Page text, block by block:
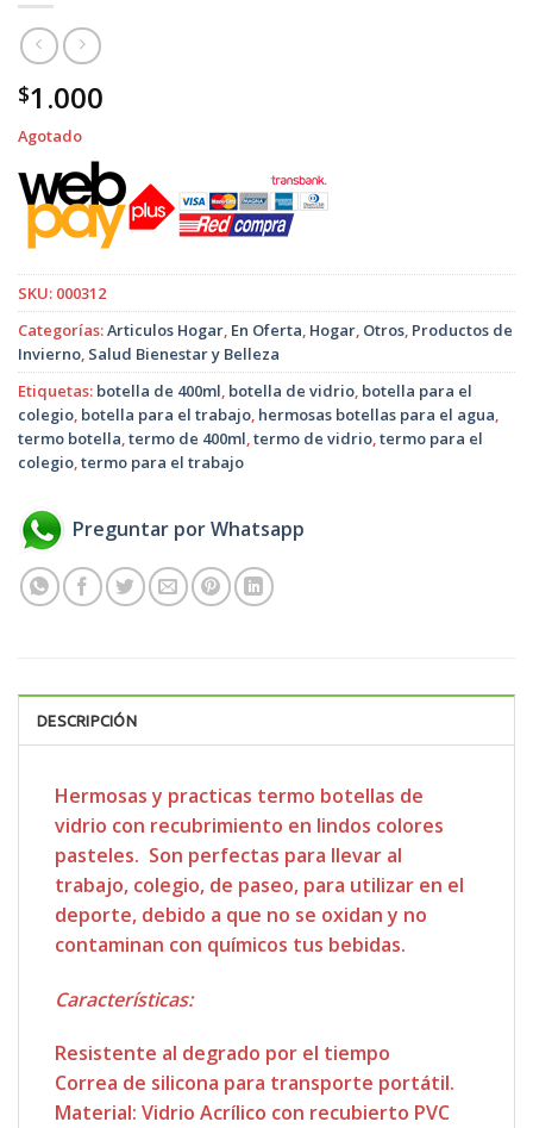
$1.000
Agotado
SKU: 000312
Categorías:Articulos Hogar, En Oferta, Hogar, Otros, Productos de
Invierno, Salud Bienestar y Belleza
Etiquetas: botella de 400ml, botella de vidrio, botella para el
colegio, botella para el trabajo, hermosas botellas para el agua,
termo botella,termo de 400ml,termo de vidrio,termo para el
colegio,termo para el trabajo
Preguntar por Whatsapp
DESCRIPCIÓN
Hermosas y practicas termo botellas de
vidrio con recubrimiento en lindos colores
pasteles. Son perfectas para llevar al
trabajo, colegio, de paseo, para utilizar en el
deporte, debido a que no se oxidan y no
contaminan con químicos tus bebidas.
Características:
Resistente al degrado por el tiempo
Correa de silicona para transporte portátil.
Material: Vidrio Acrílico con recubierto PVC